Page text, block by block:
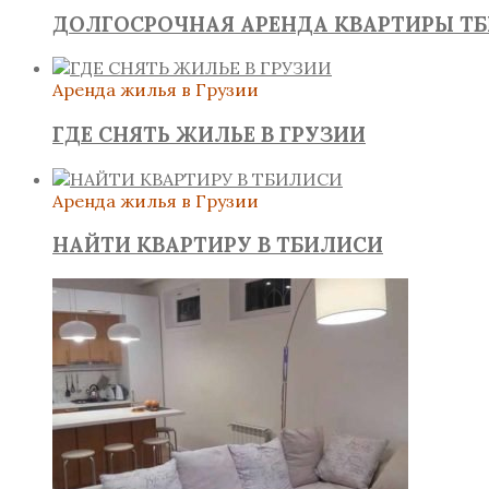
ДОЛГОСРОЧНАЯ АРЕНДА КВАРТИРЫ
Аренда жилья в Грузии
ГДЕ СНЯТЬ ЖИЛЬЕ В ГРУЗИИ
Аренда жилья в Грузии
НАЙТИ КВАРТИРУ В ТБИЛИСИ